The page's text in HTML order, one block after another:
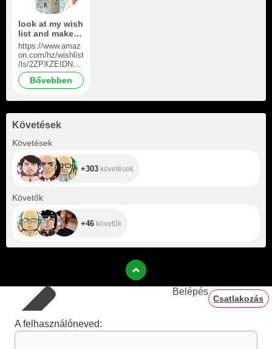
look at my wish
list and make
me happy
https://www.amaz
on.com/hz/wishlist
/ls/2ZPXZEIDNVI
NW?
ref_=wl_share
Bővebben
Követések
Követések
+303 követések
Követők
+46 követők
Belépés
Csatlakozás
A felhasználóneved: